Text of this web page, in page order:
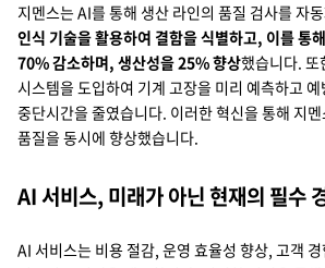
지멘스는 AI를 통해 생산 라인의 품질 검사를 자
인식 기술을 활용하여 결함을 식별하고, 이를 통
70% 감소하며, 생산성을 25% 향상했습니다. 또
시스템을 도입하여 기계 고장을 미리 예측하고
중단시간을 줄였습니다. 이러한 혁신을 통해 지
품질을 동시에 향상했습니다.
AI 서비스, 미래가 아닌 현재의 필수
AI 서비스는 비용 절감, 운영 효율성 향상, 고객